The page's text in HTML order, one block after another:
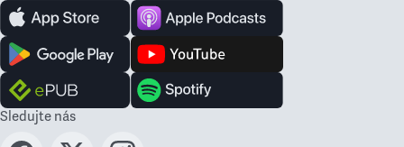
Sledujte nás